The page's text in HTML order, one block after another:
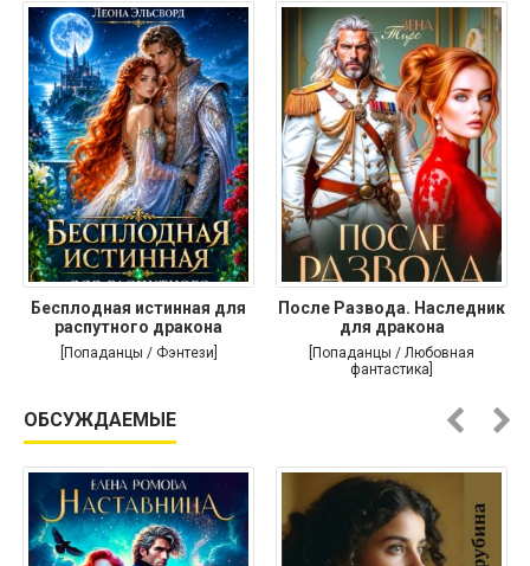
Бесплодная истинная для
распутного дракона
[Попаданцы / Фэнтези]
После Развода. Наследник
для дракона
[Попаданцы / Любовная
фантастика]
ОБСУЖДАЕМЫЕ